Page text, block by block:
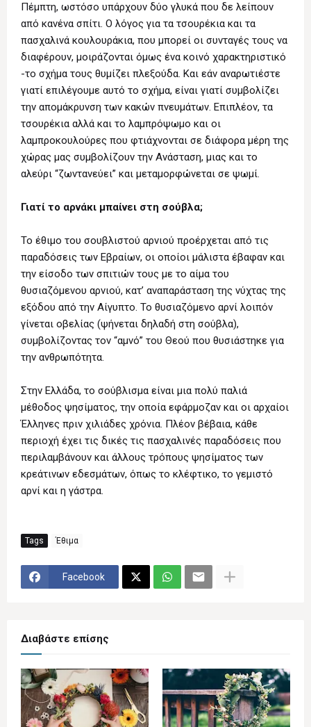
Πέμπτη, ωστόσο υπάρχουν δύο γλυκά που δε λείπουν
από κανένα σπίτι. Ο λόγος για τα τσουρέκια και τα
πασχαλινά κουλουράκια, που μπορεί οι συνταγές τους να
διαφέρουν, μοιράζονται όμως ένα κοινό χαρακτηριστικό
-το σχήμα τους θυμίζει πλεξούδα. Και εάν αναρωτιέστε
γιατί επιλέγουμε αυτό το σχήμα, είναι γιατί συμβολίζει
την απομάκρυνση των κακών πνευμάτων. Επιπλέον, τα
τσουρέκια αλλά και το λαμπρόψωμο και οι
λαμπροκουλούρες που φτιάχνονται σε διάφορα μέρη της
χώρας μας συμβολίζουν την Ανάσταση, μιας και το
αλεύρι “ζωντανεύει” και μεταμορφώνεται σε ψωμί.
Γιατί το αρνάκι μπαίνει στη σούβλα;
Το έθιμο του σουβλιστού αρνιού προέρχεται από τις
παραδόσεις των Εβραίων, οι οποίοι μάλιστα έβαφαν και
την είσοδο των σπιτιών τους με το αίμα του
θυσιαζόμενου αρνιού, κατ’ αναπαράσταση της νύχτας της
εξόδου από την Αίγυπτο. Το θυσιαζόμενο αρνί λοιπόν
γίνεται οβελίας (ψήνεται δηλαδή στη σούβλα),
συμβολίζοντας τον “αμνό” του Θεού που θυσιάστηκε για
την ανθρωπότητα.
Στην Ελλάδα, το σούβλισμα είναι μια πολύ παλιά
μέθοδος ψησίματος, την οποία εφάρμοζαν και οι αρχαίοι
Έλληνες πριν χιλιάδες χρόνια. Πλέον βέβαια, κάθε
περιοχή έχει τις δικές τις πασχαλινές παραδόσεις που
περιλαμβάνουν και άλλους τρόπους ψησίματος των
κρεάτινων εδεσμάτων, όπως το κλέφτικο, το γεμιστό
αρνί και η γάστρα.
Tags Έθιμα
Facebook
Διαβάστε επίσης